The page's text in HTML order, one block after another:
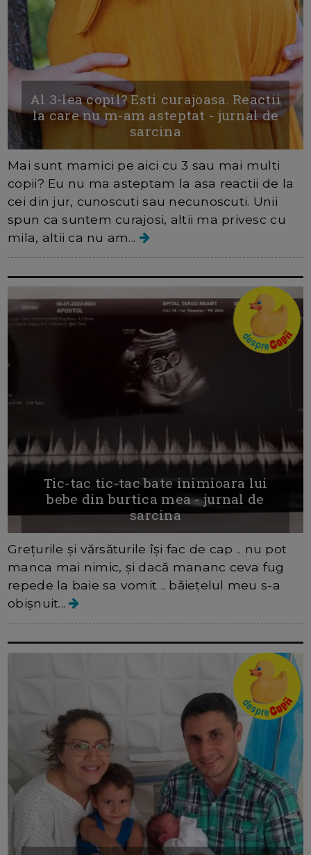
Al 3-lea copil? Esti curajoasa. Reactii
la care nu m-am asteptat - jurnal de
sarcina
Mai sunt mamici pe aici cu 3 sau mai multi
copii? Eu nu ma asteptam la asa reactii de la
cei din jur, cunoscuti sau necunoscuti. Unii
spun ca suntem curajosi, altii ma privesc cu
mila, altii ca nu am...
Tic-tac tic-tac bate inimioara lui
bebe din burtica mea - jurnal de
sarcina
Grețurile și vărsăturile își fac de cap .. nu pot
manca mai nimic, și dacă mananc ceva fug
repede la baie sa vomit .. băiețelul meu s-a
obișnuit...